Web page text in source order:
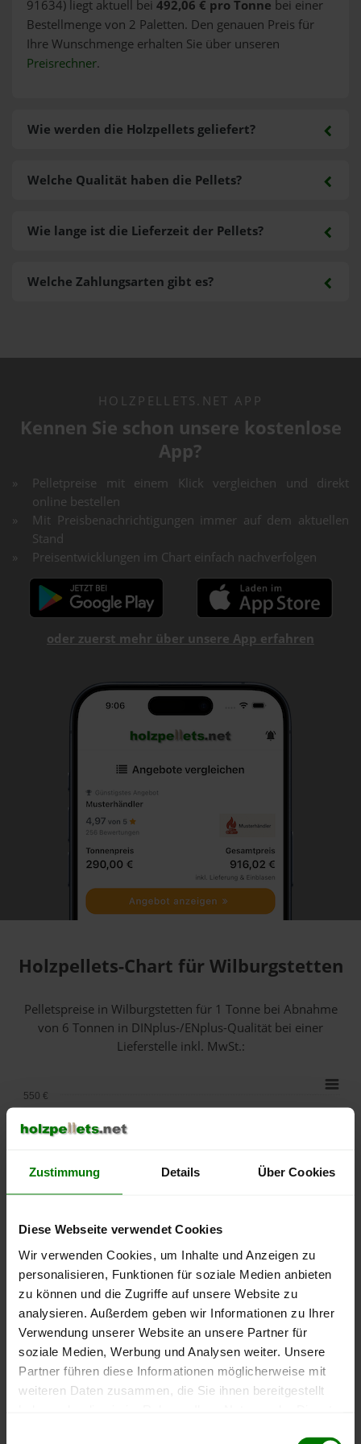
Zustimmung Details Über Cookies
Diese Webseite verwendet Cookies
Wir verwenden Cookies, um Inhalte und Anzeigen zu
personalisieren, Funktionen für soziale Medien anbieten
zu können und die Zugriffe auf unsere Website zu
analysieren. Außerdem geben wir Informationen zu Ihrer
Verwendung unserer Website an unsere Partner für
soziale Medien, Werbung und Analysen weiter. Unsere
Partner führen diese Informationen möglicherweise mit
weiteren Daten zusammen, die Sie ihnen bereitgestellt
91634) liegt aktuell bei 492,06 € pro Tonne bei einer
Bestellmenge von 2 Paletten. Den genauen Preis für
Ihre Wunschmenge erhalten Sie über unseren
Preisrechner.
Wie werden die Holzpellets geliefert?
Welche Zahlungsarten gibt es?
Welche Qualität haben die Pellets?
Wie lange ist die Lieferzeit der Pellets?
HOLZPELLETS.NET APP
Kennen Sie schon unsere kostenlose
App?
Pelletpreise mit einem Klick vergleichen und direkt
online bestellen
Mit Preisbenachrichtigungen immer auf dem aktuellen
Stand
Preisentwicklungen im Chart einfach nachverfolgen
oder zuerst mehr über unsere App erfahren
Holzpellets-Chart für Wilburgstetten
Pelletspreise in Wilburgstetten für 1 Tonne bei Abnahme
von 6 Tonnen in DINplus-/ENplus-Qualität bei einer
Lieferstelle inkl. MwSt.:
lose Ware Sackware
September
2025
Januar
Mai
250 €
300 €
450 €
500 €
550 €
Die aktuelle Preisentwicklung für Holzpellets in Deutschland